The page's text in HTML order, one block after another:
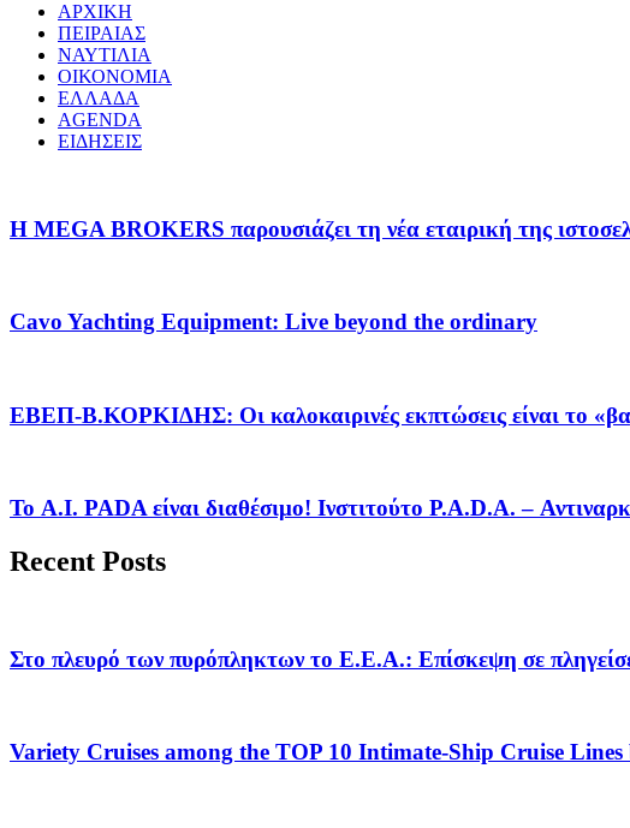
ΑΡΧΙΚΗ
ΠΕΙΡΑΙΑΣ
ΝΑΥΤΙΛΙΑ
ΟΙΚΟΝΟΜΙΑ
ΕΛΛΑΔΑ
AGENDA
ΕΙΔΗΣΕΙΣ
Η MEGA BROKERS παρουσιάζει τη νέα εταιρική της
Cavo Yachting Equipment: Live beyond the ordinary
EΒΕΠ-Β.ΚΟΡΚΙΔΗΣ: Οι καλοκαιρινές εκπτώσεις είναι το
Το A.I. PADA είναι διαθέσιμο! Ινστιτούτο P.A.D.A. –
Recent Posts
Στο πλευρό των πυρόπληκτων το Ε.Ε.Α.: Επίσκεψη σε
Variety Cruises among the TOP 10 Intimate-Ship Cruise